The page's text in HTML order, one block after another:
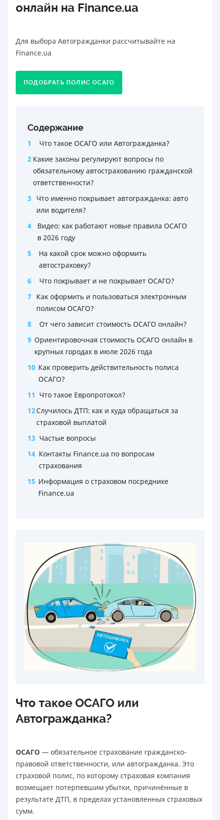
онлайн на Finance.ua
Для выбора Автогражданки рассчитывайте на
Finance.ua
ПОДОБРАТЬ ПОЛИС ОСАГО
Содержание
1
Что такое ОСАГО или Автогражданка?
2 Какие законы регулируют вопросы по
обязательному автострахованию гражданской
ответственности?
3
Что именно покрывает автогражданка: авто
или водителя?
4
Видео: как работают новые правила ОСАГО
в 2026 году
5
На какой срок можно оформить
автостраховку?
6
Что покрывает и не покрывает ОСАГО?
7 Как оформить и пользоваться электронным
полисом ОСАГО?
8
От чего зависит стоимость ОСАГО онлайн?
9 Ориентировочная стоимость ОСАГО онлайн в
крупных городах в июле 2026 года
10 Как проверить действительность полиса
ОСАГО?
11 Что такое Европротокол?
12Случилось ДТП: как и куда обращаться за
страховой выплатой
13 Частые вопросы
14 Контакты Finance.ua по вопросам
страхования
15 Информация о страховом посреднике
Finance.ua
Что такое ОСАГО или
Автогражданка?
ОСАГО — обязательное страхование гражданско-
правовой ответственности, или автогражданка. Это
страховой полис, по которому страховая компания
возмещает потерпевшим убытки, причинённые в
результате ДТП, в пределах установленных страховых
сумм.